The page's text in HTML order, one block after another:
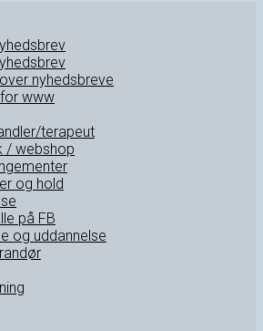
nyhedsbreve
www
terapeut
/ webshop
og hold
på FB
og uddannelse